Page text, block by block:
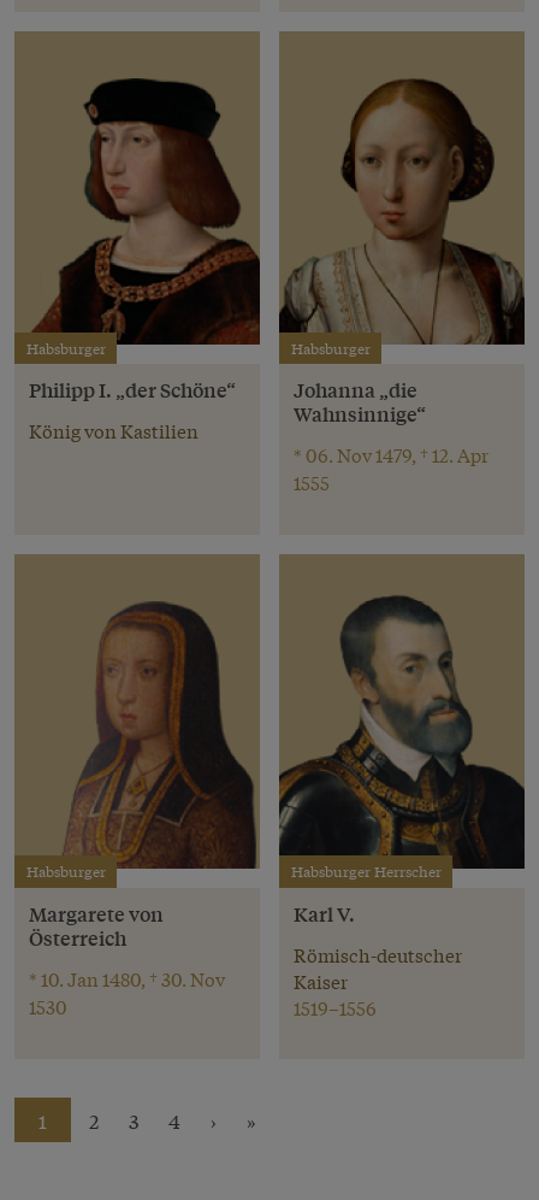
Habsburger
Philipp I. „der Schöne“
König von Kastilien
Habsburger
Johanna „die
Wahnsinnige“
* 06. Nov 1479, † 12. Apr
1555
Habsburger
Margarete von
Österreich
* 10. Jan 1480, † 30. Nov
1530
Habsburger Herrscher
Karl V.
Römisch-deutscher
Kaiser
1519–1556
1 2 3 4 › »